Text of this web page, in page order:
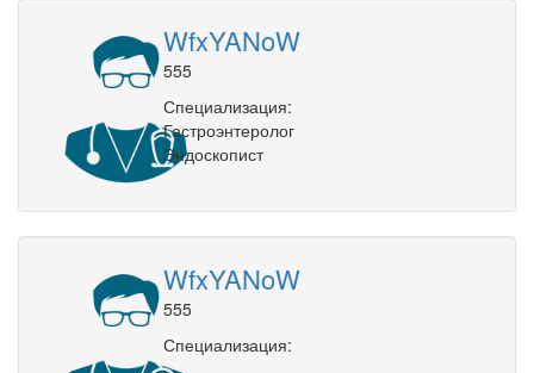
WfxYANoW
555
Специализация:
Гастроэнтеролог
Эндоскопист
WfxYANoW
555
Специализация: